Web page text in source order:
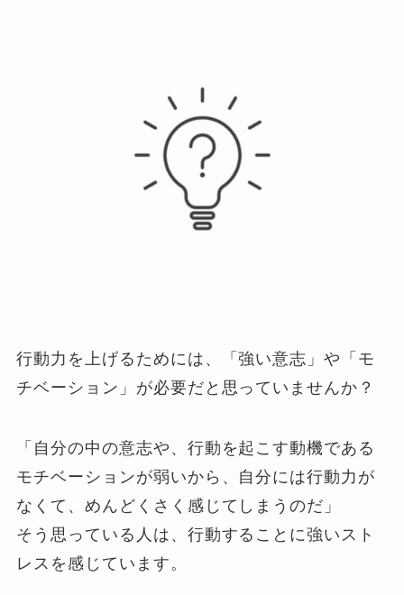
行動力を上げるためには、「強い意志」や「モ
チベーション」が必要だと思っていませんか？
「自分の中の意志や、行動を起こす動機である
モチベーションが弱いから、自分には行動力が
なくて、めんどくさく感じてしまうのだ」
そう思っている人は、行動することに強いスト
レスを感じています。